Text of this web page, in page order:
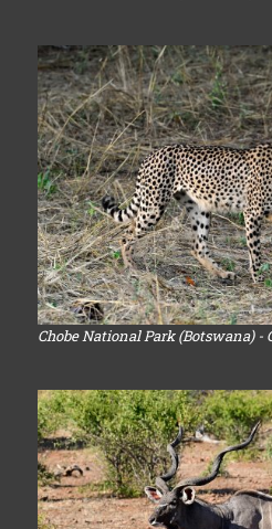
Chobe National Park (Botswana) -